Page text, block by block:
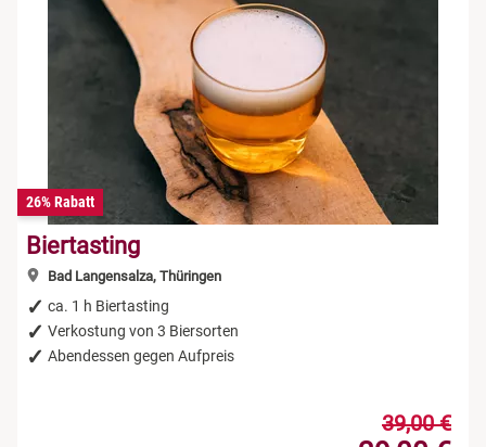
26% Rabatt
Biertasting
Bad Langensalza, Thüringen
ca. 1 h Biertasting
Verkostung von 3 Biersorten
Abendessen gegen Aufpreis
39,00 €